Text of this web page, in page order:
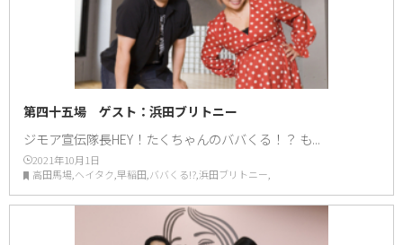
第四十五場 ゲスト：浜田ブリトニー
ジモア宣伝隊長HEY！たくちゃんのババくる！？ も...
2021年10月1日
高田馬場,ヘイタク,早稲田,ババくる!?,浜田ブリトニー,